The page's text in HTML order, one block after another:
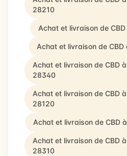
28210
Achat et livraison de
Achat et livraison de CBD
Achat et livraison de CBD
28340
Achat et livraison de CBD
28120
Achat et livraison de CBD
Achat et livraison de CBD
28310